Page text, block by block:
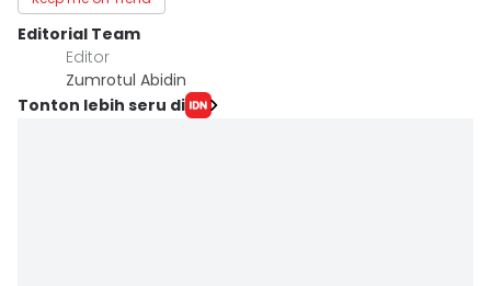
Editorial Team
Editor
Zumrotul Abidin
Tonton lebih seru di